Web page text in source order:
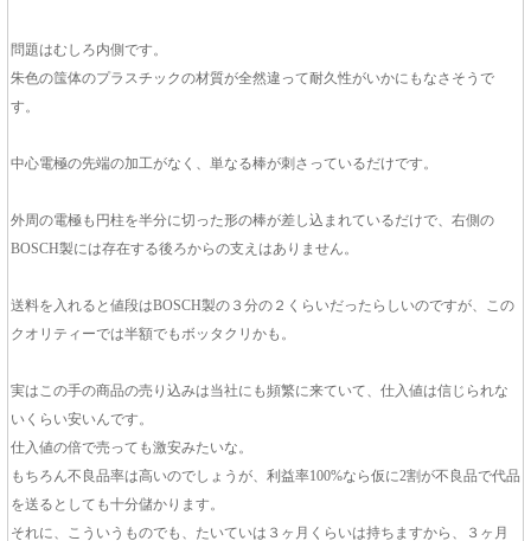
問題はむしろ内側です。
朱色の筺体のプラスチックの材質が全然違って耐久性がいかにもなさそうで
す。
中心電極の先端の加工がなく、単なる棒が刺さっているだけです。
外周の電極も円柱を半分に切った形の棒が差し込まれているだけで、右側の
BOSCH製には存在する後ろからの支えはありません。
送料を入れると値段はBOSCH製の３分の２くらいだったらしいのですが、この
クオリティーでは半額でもボッタクリかも。
実はこの手の商品の売り込みは当社にも頻繁に来ていて、仕入値は信じられな
いくらい安いんです。
仕入値の倍で売っても激安みたいな。
もちろん不良品率は高いのでしょうが、利益率100%なら仮に2割が不良品で代品
を送るとしても十分儲かります。
それに、こういうものでも、たいていは３ヶ月くらいは持ちますから、３ヶ月